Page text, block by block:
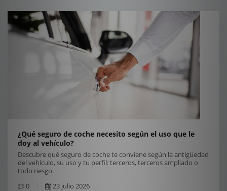
¿Qué seguro de coche necesito según el uso que le
doy al vehículo?
Descubre qué seguro de coche te conviene según la antigüedad
del vehículo, su uso y tu perfil: terceros, terceros ampliado o
todo riesgo.
0
23 julio 2026